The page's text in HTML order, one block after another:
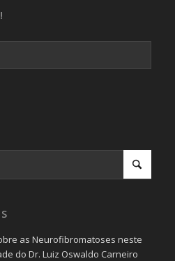
as Neurofibromatoses neste
do Dr. Luiz Oswaldo Carneiro